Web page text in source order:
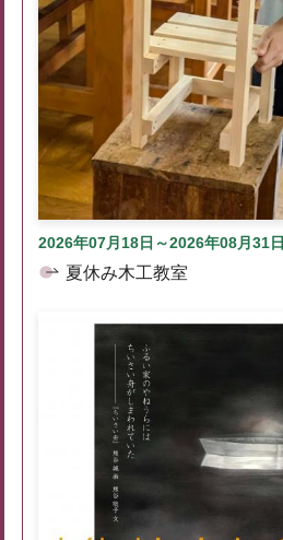
2026年07月18日～2026年08月31日
夏休み木工教室